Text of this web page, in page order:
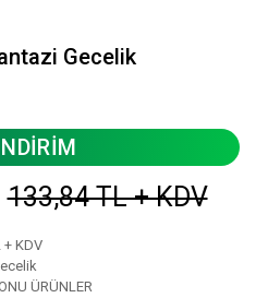
Gecelik
133,84 TL + KDV
+ KDV
ÜRÜNLER